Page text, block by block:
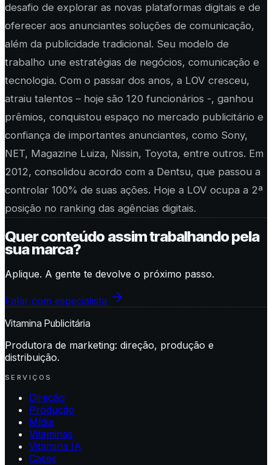
desafio de explorar as novas plataformas digitais e de
oferecer aos anunciantes soluções de comunicação,
além da publicidade tradicional. Seu modelo de
trabalho une estratégias de negócios, comunicação e
tecnologia. Com o passar dos anos, a LOV cresceu,
atraiu talentos – hoje são 120 funcionários -, ganhou
prêmios, conquistou espaço no mercado publicitário e
confiança de importantes anunciantes, como Sony,
NET, Magazine Luiza, Nissin, Toyota, entre outros. Em
2012, consolidou acordo com a Dentsu, que passou a
controlar 100% de suas ações. Hoje a LOV ocupa a 2ª
posição no ranking das agências digitais.
Quer conteúdo assim trabalhando pela
sua marca?
Aplique. A gente te devolve o próximo passo.
Falar com especialista
Vitamina Publicitária
Produtora de marketing: direção, produção e
distribuição.
SERVIÇOS
Direção
Produção
Mídia
Vitaminas
Vitamina IA
Cases